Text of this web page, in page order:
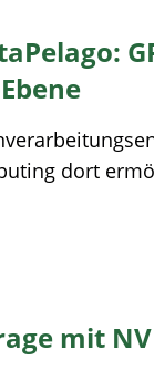
dort
mit